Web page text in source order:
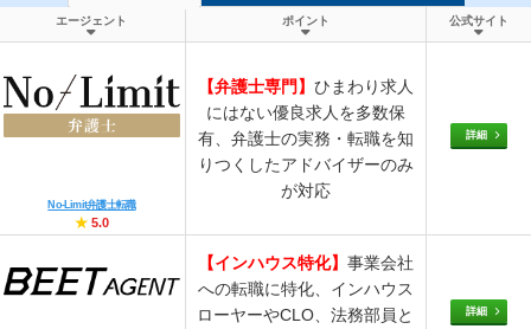
エージェント ポイント 公式サイト
No-Limit弁護士転職
★5.0
【弁護士専門】 ひまわり求人
にはない優良求人を多数保
有、弁護士の実務・転職を知
りつくしたアドバイザーのみ
が対応
詳細
【インハウス特化】 事業会社
への転職に特化、インハウス
ローヤーやCLO、法務部員と
詳細